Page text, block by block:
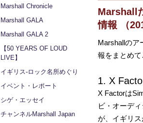
Marshall Chronicle
Marshall GALA
Marshall GALA 2
【50 YEARS OF LOUD
LIVE】
イギリス‐ロック名所めぐり
イベント・レポート
シゲ・エッセイ
チャンネルMarshall Japan
Marshall
情報 （
Marshallのア
報をまとめ
1. X
X Factorは
ビ・オーデ
が、イギリ